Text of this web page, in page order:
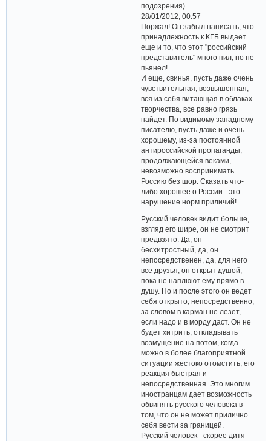
подозрения).
28/01/2012, 00:57
Поржал! Он забыл написать, что
принадлежность к КГБ выдает
еще и то, что этот "российский
представитель" много пил, но не
пьянел!
И еще, свинья, пусть даже очень
чувствительная, возвышенная,
вся из себя витающая в облаках
творчества, все равно грязь
найдет. По видимому западному
писателю, пусть даже и очень
хорошему, из-за постоянной
антироссийской пропаганды,
продолжающейся веками,
невозможно воспринимать
Россию без шор. Сказать что-
либо хорошее о России - это
нарушение норм приличий!
Русский человек видит больше,
взгляд его шире, он не смотрит
предвзято. Да, он
бесхитростный, да, он
непосредственен, да, для него
все друзья, он открыт душой,
пока не наплюют ему прямо в
душу. Но и после этого он ведет
себя открыто, непосредственно,
за словом в карман не лезет,
если надо и в морду даст. Он не
будет хитрить, откладывать
возмущение на потом, когда
можно в более благоприятной
ситуации жестоко отомстить, его
реакция быстрая и
непосредственная. Это многим
иностранцам дает возможность
обвинять русского человека в
том, что он не может прилично
себя вести за границей.
Русский человек - скорее дитя